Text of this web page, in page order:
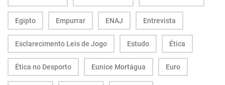
Egipto Empurrar ENAJ Entrevista
Esclarecimento Leis de Jogo Estudo Ética
Ética no Desporto Eunice Mortágua Euro